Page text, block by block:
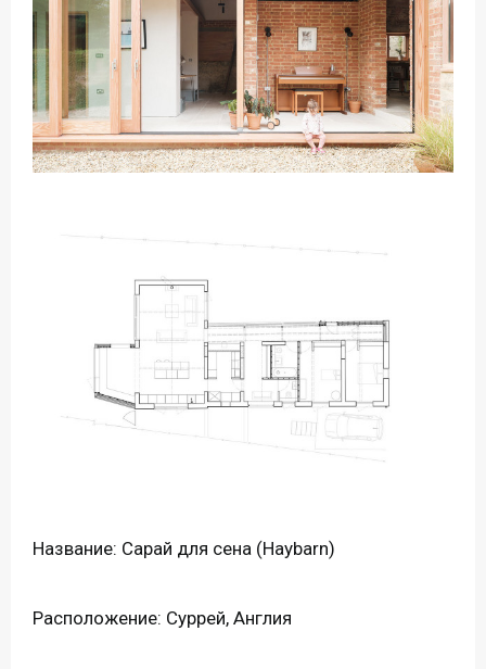
Название: Сарай для сена (Haybarn)
Расположение: Суррей, Англия